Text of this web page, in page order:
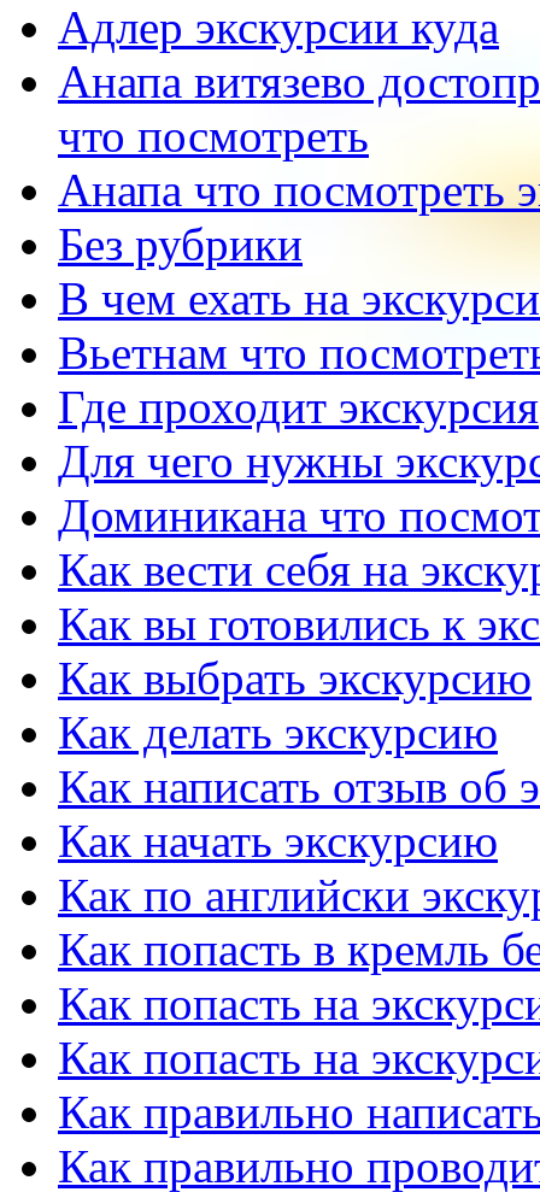
Адлер экскурсии куда
Анапа витязево
что посмотреть
Анапа что посмотреть
Без рубрики
В чем ехать на
Вьетнам что
Где проходит экскурсия
Для чего нужны
Доминикана что
Как вести себя на
Как вы готовились к
Как выбрать экскурсию
Как делать экскурсию
Как написать отзыв об
Как начать экскурсию
Как по английски
Как попасть в кремль
Как попасть на
Как попасть на
Как правильно
Как правильно